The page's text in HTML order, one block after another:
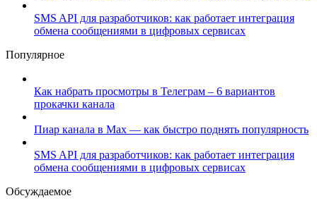
SMS API для разработчиков: как работает интеграция
обмена сообщениями в цифровых сервисах
Популярное
Как набрать просмотры в Телеграм – 6 вариантов
прокачки канала
Пиар канала в Max — как быстро поднять популярность
SMS API для разработчиков: как работает интеграция
обмена сообщениями в цифровых сервисах
Обсуждаемое